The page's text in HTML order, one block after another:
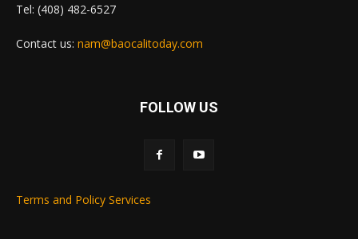
Tel: (408) 482-6527
Contact us: nam@baocalitoday.com
FOLLOW US
Terms and Policy Services